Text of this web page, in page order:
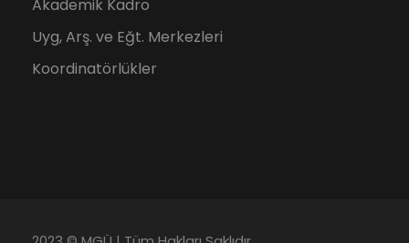
Akademik Kadro
Uyg, Arş. ve Eğt. Merkezleri
Koordinatörlükler